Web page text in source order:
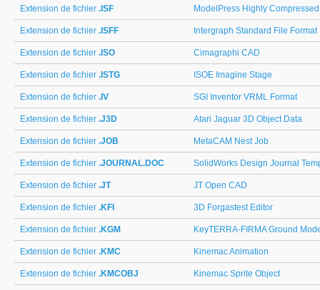
Extension de fichier .ISF ModelPress Highly
Extension de fichier .ISFF Intergraph Standard File Format
Extension de fichier .ISO Cimagraphi CAD
Extension de fichier .ISTG ISOE Imagine Stage
Extension de fichier .IV SGI Inventor VRML Format
Extension de fichier .J3D Atari Jaguar 3D Object Data
Extension de fichier .JOB MetaCAM Nest Job
Extension de fichier .JOURNAL.DOC SolidWorks Design Journal
Extension de fichier .JT JT Open CAD
Extension de fichier .KFI 3D Forgastest Editor
Extension de fichier .KGM KeyTERRA-FIRMA Ground
Extension de fichier .KMC Kinemac Animation
Extension de fichier .KMCOBJ Kinemac Sprite Object